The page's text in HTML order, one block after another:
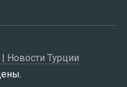
| Новости Турции